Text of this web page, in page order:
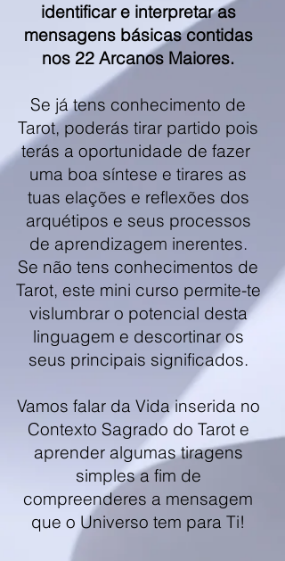
identificar e interpretar as
mensagens básicas contidas
nos 22 Arcanos Maiores.
Se já tens conhecimento de
Tarot, poderás tirar partido pois
terás a oportunidade de fazer
uma boa síntese e tirares as
tuas elações e reflexões dos
arquétipos e seus processos
de aprendizagem inerentes.
Se não tens conhecimentos de
Tarot, este mini curso permite-te
vislumbrar o potencial desta
linguagem e descortinar os
seus principais significados.
Vamos falar da Vida inserida no
Contexto Sagrado do Tarot e
aprender algumas tiragens
simples a fim de
compreenderes a mensagem
que o Universo tem para Ti!